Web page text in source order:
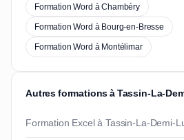
Formation Word à Chambéry
Formation Word à Bourg-en-Bresse
Formation Word à Montélimar
Autres formations à Tassin-La-
Formation Excel à Tassin-La-Demi-